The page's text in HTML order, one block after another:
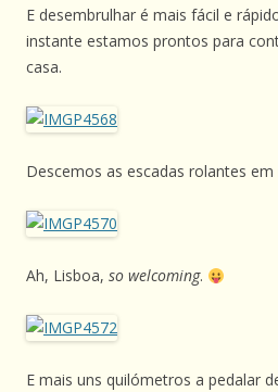
E desembrulhar é mais fácil e
instante estamos prontos para
casa.
Descemos as escadas rolantes
Ah, Lisboa, so welcoming.
E mais uns quilómetros a pedalar